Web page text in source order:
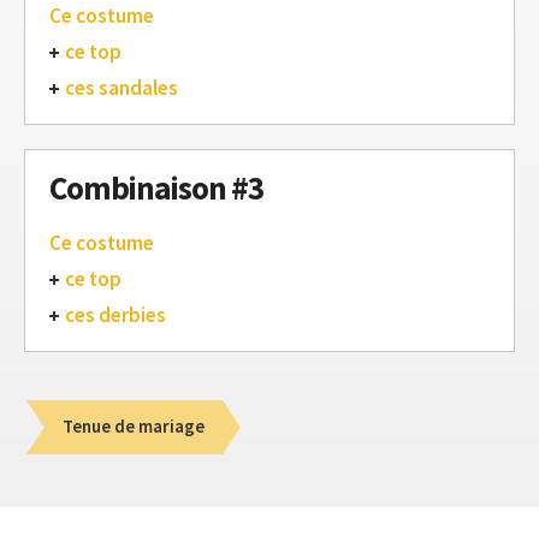
Ce costume
ce top
ces sandales
Combinaison #3
Ce costume
ce top
ces derbies
Tenue de mariage